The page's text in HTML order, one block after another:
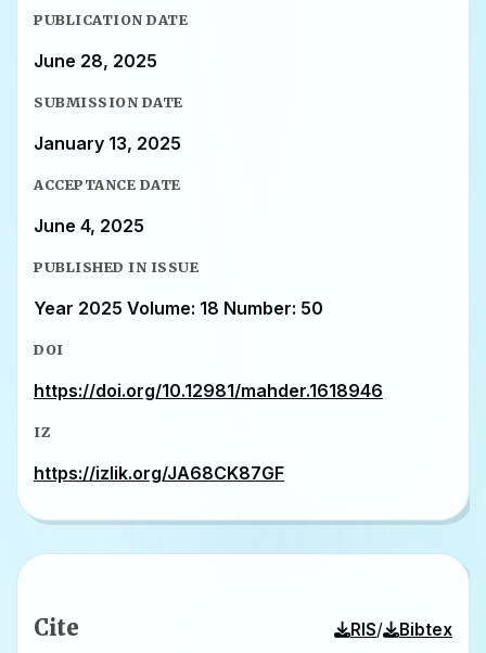
PUBLICATION DATE
June 28, 2025
SUBMISSION DATE
January 13, 2025
ACCEPTANCE DATE
June 4, 2025
PUBLISHED IN ISSUE
Year 2025 Volume: 18 Number: 50
DOI
https://doi.org/10.12981/mahder.1618946
IZ
https://izlik.org/JA68CK87GF
Cite RIS/ Bibtex